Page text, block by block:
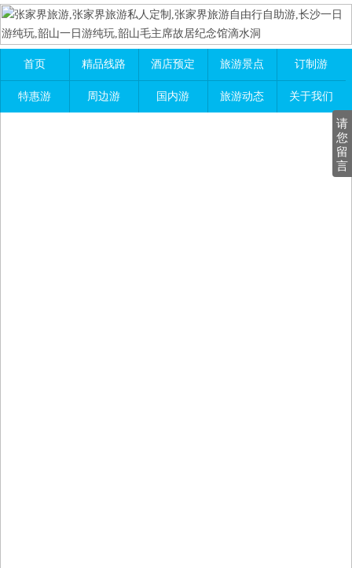
首页 精品线路 酒店预定 旅游景点 订制游
特惠游 周边游 国内游 旅游动态 关于我们
请
您
留
言